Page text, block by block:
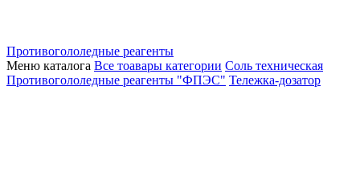
Противогололедные реагенты
Меню каталога Все тоавары категории Соль техническая
Противогололедные реагенты "ФПЭС" Тележка-дозатор